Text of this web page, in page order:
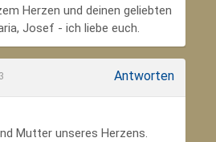
Herzen und deinen geliebten
Josef - ich liebe euch.
Antworten
Mutter unseres Herzens.